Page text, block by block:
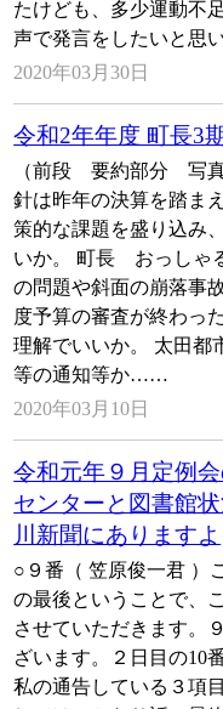
たけども、多少運動不
声で発言をしたいと
2020年03月30日
令和2年年度 町長3
（前段 要約部分 写
針は昨年の決算を踏ま
策的な課題を盛り込み
いか。 町長 おっしゃ
の問題や斜面の崩落事
度予算の審査が終わっ
理解でいいか。 太田
等の通知等か……
2020年03月10日
令和元年９月定例
センターと図書館
川新聞にありますよ
○９番（ 笠原俊一君 ）
の最後ということで、
させていただきます
ざいます。２日目の10
私の通告している３項